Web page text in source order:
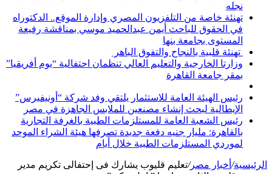
نجله
تهنئة خاصة من التلفزيون المصري وإدارة الموقع.. الدكتوراه
في الحقوق للباحث أيمن عبدالحميد موسي بمناقشة رفيعة
المستوى بجامعة بنها
تهنئة قلبية بالنجاح والتفوق الباهر
وزارتا الخارجية والتعليم العالي تنظمان احتفالية “يوم أفريقيا”
بمقر جامعة القاهرة
رئيس الهيئة العامة للاستثمار يلتقي وفد شركة “أونيفيرس”
الإيطالية لبحث إنشاء مصنعين للملابس الجاهزة في مصر
رئيس الشعبة العامة للمستلزمات الطبية بالغرفة التجارية
بالقاهرة: مليار جنيه دفعة جديدة تصرفها هيئة الشراء الموحد
لموردي المستلزمات الطبية خلال أيام
الرئيسية/ أخبار مصر/تعليم قليوب يشارك فى إحتفالى تكريم مدير